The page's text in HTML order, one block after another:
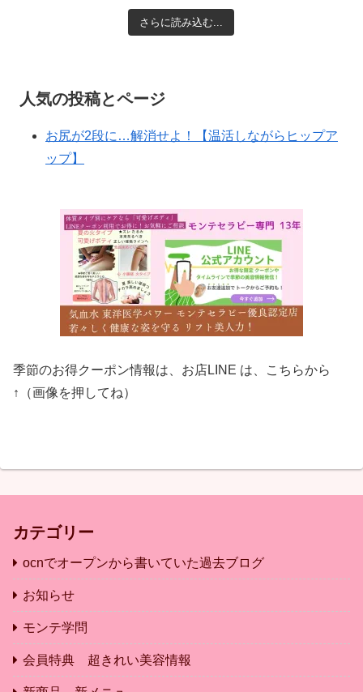
さらに読み込む...
人気の投稿とページ
お尻が2段に…解消せよ！【温活しながらヒップア
ップ】
季節のお得クーポン情報は、お店LINE は、こちらから
↑（画像を押してね）
カテゴリー
ocnでオープンから書いていた過去ブログ
お知らせ
モンテ学問
会員特典 超きれい美容情報